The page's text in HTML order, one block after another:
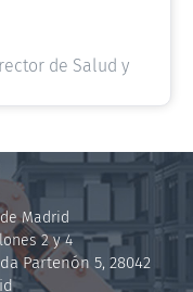
de Salud y
Madrid
2 y 4
Partenón 5, 28042